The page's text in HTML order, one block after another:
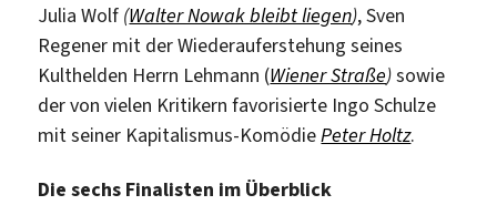
Julia Wolf (Walter Nowak bleibt liegen), Sven
Regener mit der Wiederauferstehung seines
Kulthelden Herrn Lehmann (Wiener Straße)sowie
der von vielen Kritikern favorisierte Ingo Schulze
mit seiner Kapitalismus-KomödiePeter Holtz.
Die sechs Finalisten im Überblick